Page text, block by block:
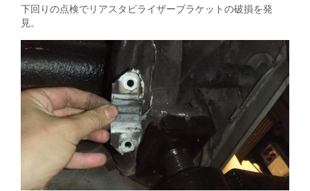
下回りの点検でリアスタビライザーブラケットの破損を発
見。